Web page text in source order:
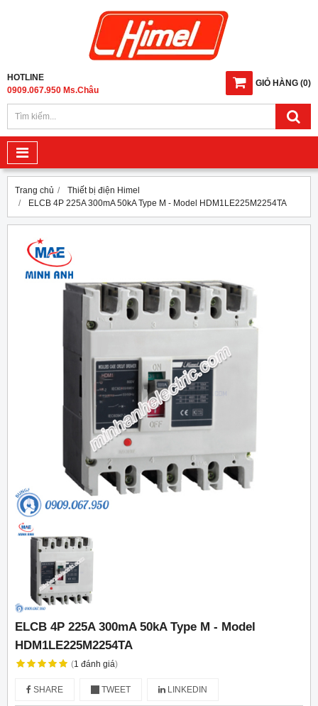
GIỎ HÀNG (0)
HOTLINE
0909.067.950 Ms.Châu
Trang chủ
Thiết bị điện Himel
ELCB 4P 225A 300mA 50kA Type M - Model HDM1LE225M2254TA
ELCB 4P 225A 300mA 50kA Type M - Model
HDM1LE225M2254TA
(1 đánh giá)
SHARE TWEET LINKEDIN